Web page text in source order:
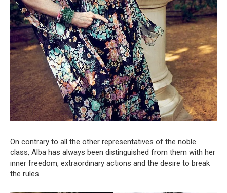
On contrary to all the other representatives of the noble
class, Alba has always been distinguished from them with her
inner freedom, extraordinary actions and the desire to break
the rules.